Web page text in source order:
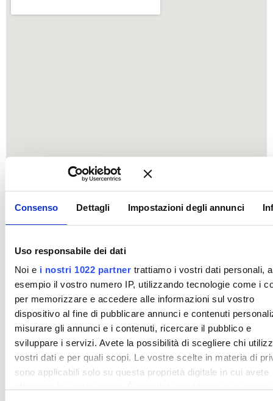
Consenso Dettagli Impostazioni degli annunci
Uso responsabile dei dati
Noi e i nostri 1022 partnertrattiamo i vostri dati personali,
esempio il vostro numero IP, utilizzando tecnologie come i
per memorizzare e accedere alle informazioni sul vostro
dispositivo al fine di pubblicare annunci e contenuti
misurare gli annunci e i contenuti, ricercare il pubblico e
sviluppare i servizi. Avete la possibilità di scegliere chi
vostri dati e per quali scopi. Le vostre scelte in materia di
sono applicabili solo su questa proprietà digitale in cui avete